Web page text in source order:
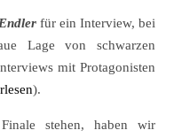
für ein Interview, bei
Lage von schwarzen
mit Protagonisten
).
stehen, haben wir